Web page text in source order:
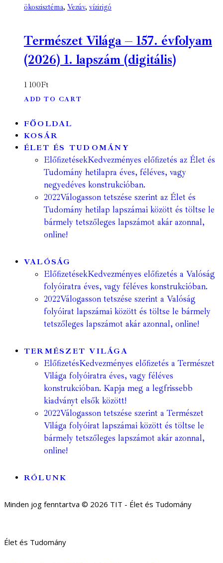
ökoszisztéma, Vezúv, vízirigó
Természet Világa – 157. évfolyam
(2026) 1. lapszám (digitális)
1 100Ft
ADD TO CART
FŐOLDAL
KOSÁR
ÉLET ÉS TUDOMÁNY
ElőfizetésekKedvezményes előfizetés az Élet és
Tudomány hetilapra éves, féléves, vagy
negyedéves konstrukcióban.
2022Válogasson tetszése szerint az Élet és
Tudomány hetilap lapszámai között és töltse le
bármely tetszőleges lapszámot akár azonnal,
online!
VALÓSÁG
ElőfizetésekKedvezményes előfizetés a Valóság
folyóiratra éves, vagy féléves konstrukcióban.
2022Válogasson tetszése szerint a Valóság
folyóirat lapszámai között és töltse le bármely
tetszőleges lapszámot akár azonnal, online!
TERMÉSZET VILÁGA
ElőfizetésKedvezményes előfizetés a Természet
Világa folyóiratra éves, vagy féléves
konstrukcióban. Kapja meg a legfrissebb
kiadványt elsők között!
2022Válogasson tetszése szerint a Természet
Világa folyóirat lapszámai között és töltse le
bármely tetszőleges lapszámot akár azonnal,
online!
RÓLUNK
Minden jog fenntartva © 2026 TIT - Élet és Tudomány
Élet és Tudomány